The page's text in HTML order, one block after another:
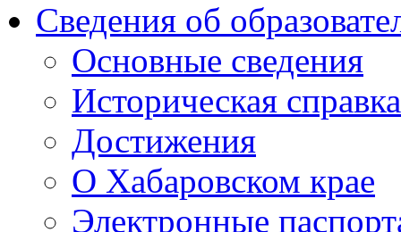
Сведения об
Основные сведения
Историческая справка
Достижения
О Хабаровском крае
Электронные